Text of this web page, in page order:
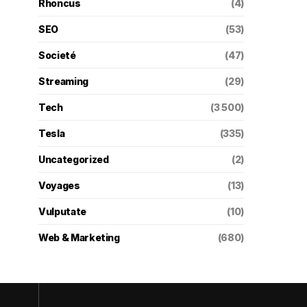
Rhoncus (4)
SEO (53)
Societé (47)
Streaming (29)
Tech (3 500)
Tesla (335)
Uncategorized (2)
Voyages (13)
Vulputate (10)
Web & Marketing (680)